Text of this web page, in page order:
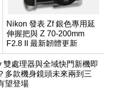
Nikon 發表 Zf 銀色專用延
伸握把與 Z 70-200mm
F2.8 II 最新韌體更新
雙處理器與全域快門新機即
多款機身鏡頭未來兩到三
望登場